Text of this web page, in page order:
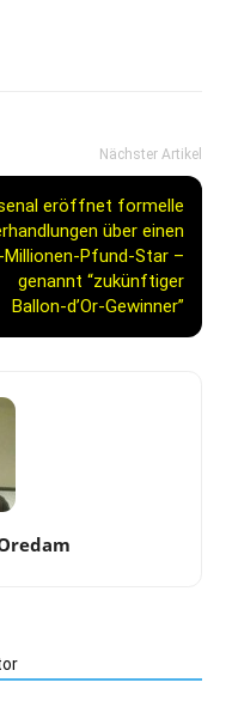
Nächster Artikel
eröffnet formelle
über einen
Millionen-Pfund-Star –
genannt “zukünftiger
Ballon-d’Or-Gewinner”